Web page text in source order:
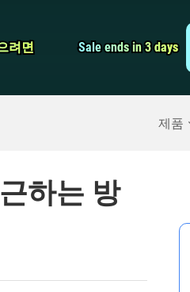
려면
려면 Sale ends in 3 days
Sale ends in 3 days
제품
스크린 레코더
하는 방